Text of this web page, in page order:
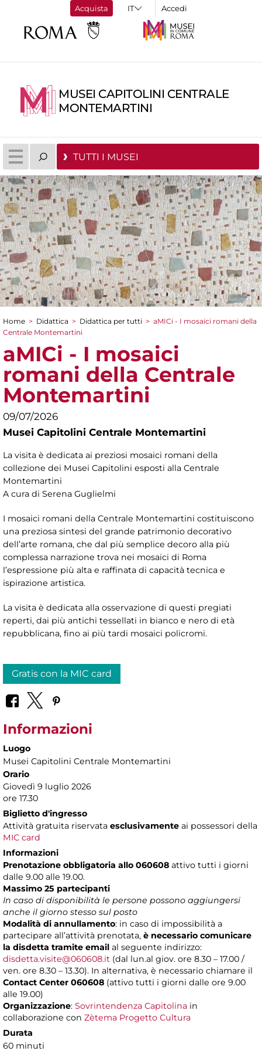
Acquista Accedi
MUSEI CAPITOLINI CENTRALE
MONTEMARTINI
TUTTI I MUSEI
Tu sei qui
Home > Didattica > Didattica per tutti > aMICi - I mosaici romani della
Centrale Montemartini
aMICi - I mosaici
romani della Centrale
Montemartini
09/07/2026
Musei Capitolini Centrale Montemartini
La visita è dedicata ai preziosi mosaici romani della
collezione dei Musei Capitolini esposti alla Centrale
Montemartini
A cura di Serena Guglielmi
I mosaici romani della Centrale Montemartini costituiscono
una preziosa sintesi del grande patrimonio decorativo
dell’arte romana, che dal più semplice decoro alla più
complessa narrazione trova nei mosaici di Roma
l’espressione più alta e raffinata di capacità tecnica e
ispirazione artistica.
La visita è dedicata alla osservazione di questi pregiati
reperti, dai più antichi tessellati in bianco e nero di età
repubblicana, fino ai più tardi mosaici policromi.
Gratis con la MIC card
Informazioni
Luogo
Musei Capitolini Centrale Montemartini
Orario
Giovedì 9 luglio 2026
ore 17.30
Biglietto d'ingresso
Attività gratuita riservata esclusivamente ai possessori della
MIC card
Informazioni
Prenotazione obbligatoria allo 060608 attivo tutti i giorni
dalle 9.00 alle 19.00.
Massimo 25 partecipanti
In caso di disponibilità le persone possono aggiungersi
anche il giorno stesso sul posto
Modalità di annullamento: in caso di impossibilità a
partecipare all’attività prenotata, è necessario comunicare
la disdetta tramite email al seguente indirizzo:
disdetta.visite@060608.it (dal lun.al giov. ore 8.30 – 17.00 /
ven. ore 8.30 – 13.30). In alternativa, è necessario chiamare il
Contact Center 060608 (attivo tutti i giorni dalle ore 9.00
alle 19.00)
Organizzazione: Sovrintendenza Capitolina in
collaborazione con Zètema Progetto Cultura
Durata
60 minuti